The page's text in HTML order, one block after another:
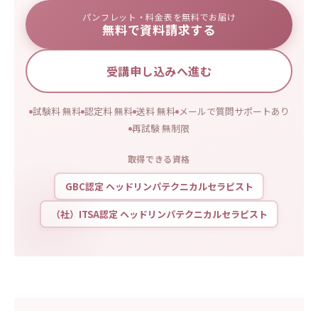
パンフレット・料金表を無料でお届け
無料で資料請求する
受講申し込みへ進む
試験料 無料 認定料 無料 送料 無料 メールで質問サポートあり
再試験 無制限
取得できる資格
GBC認定 ヘッドリンパテクニカルセラピスト
（社）ITSA認定 ヘッドリンパテクニカルセラピスト